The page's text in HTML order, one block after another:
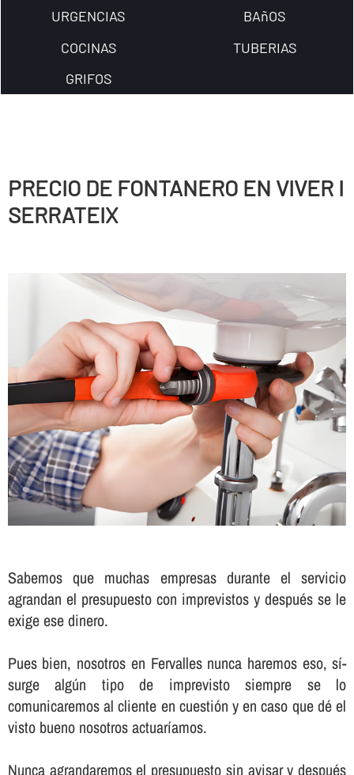
URGENCIAS
BAñOS
COCINAS
TUBERIAS
GRIFOS
PRECIO DE FONTANERO EN VIVER I
SERRATEIX
Sabemos que muchas empresas durante el servicio
agrandan el presupuesto con imprevistos y después se le
exige ese dinero.
Pues bien, nosotros en Fervalles nunca haremos eso, sí­
surge algún tipo de imprevisto siempre se lo
comunicaremos al cliente en cuestión y en caso que dé el
visto bueno nosotros actuarí­amos.
Nunca agrandaremos el presupuesto sin avisar y después